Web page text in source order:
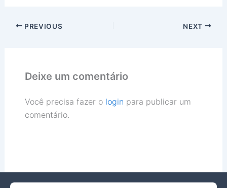
PREVIOUS NEXT
Deixe um comentário
Você precisa fazer o login para publicar um
comentário.